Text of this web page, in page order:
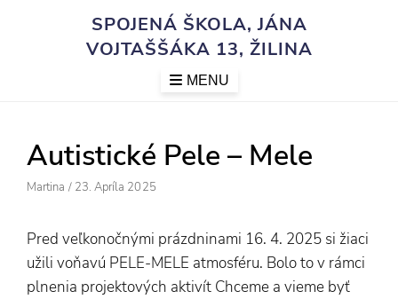
SPOJENÁ ŠKOLA, JÁNA
VOJTAŠŠÁKA 13, ŽILINA
MENU
Autistické Pele – Mele
Author
Martina / Posted
23. Apríla 2025
Pred veľkonočnými prázdninami 16. 4. 2025 si žiaci
užili voňavú PELE-MELE atmosféru. Bolo to v rámci
plnenia projektových aktivít Chceme a vieme byť